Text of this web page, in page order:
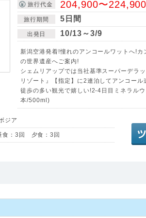
旅行代金 204,900〜
旅行期間 5日間
出発日 10/13～3/9
新潟空港発着!憧れのアンコールワットへ!
の世界遺産へご案内!
シェムリアップでは当社基準スーパーデラ
リゾート』【指定】に2連泊してアンコール
徒歩の多い観光で嬉しい!2-4日目ミネラル
本/500ml)
ジア
：3回 夕食：3回